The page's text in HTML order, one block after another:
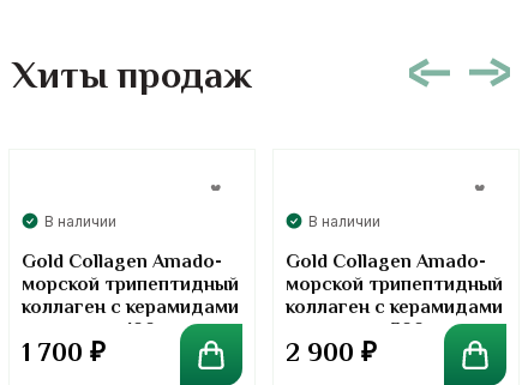
Хиты продаж
В наличии
Gold Collagen Amado-
морской трипептидный
коллаген с керамидами
в порошке. 100 грамм
1 700 ₽
В наличии
Gold Collagen Amado-
морской трипептидный
коллаген с керамидами
в порошке. 300 грамм
2 900 ₽